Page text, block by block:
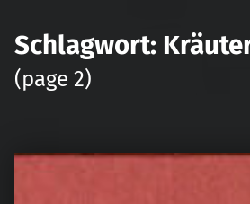
Schlagwort:
(page 2)